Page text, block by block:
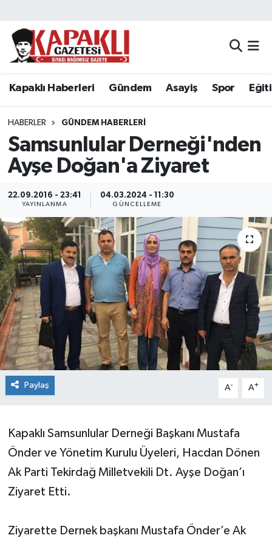
Kapaklı Haberleri Gündem Asayiş Spor
HABERLER GÜNDEM HABERLERI
Samsunlular Derneği'nden
Ayşe Doğan'a Ziyaret
22.09.2016 - 23:41
YAYINLANMA
04.03.2024 - 11:30
GÜNCELLEME
Paylaş A- A+
Kapaklı Samsunlular Derneği Başkanı Mustafa
Önder ve Yönetim Kurulu Üyeleri, Hacdan Dönen
Ak Parti Tekirdağ Milletvekili Dt. Ayşe Doğan’ı
Ziyaret Etti.
Ziyarette Dernek başkanı Mustafa Önder’e Ak
Kapaklı Haberleri
Asayiş
Spor
Eğitim
Siyaset
Resmi Reklamlar
Tekirdağ
Ekonomi
Sağlık
Teknoloji
Yaşam
Tekirdağ Nöbetçi Eczaneler
Tekirdağ Namaz Vakitleri
Tekirdağ Trafik Yoğunluk Haritası
Süper Lig Puan Durumu ve Fikstür
Tüm Manşetler
Son Dakika Haberleri
Haber Arşivi